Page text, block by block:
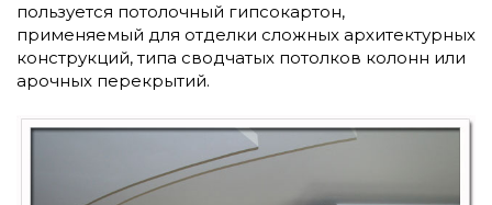
пользуется потолочный гипсокартон,
применяемый для отделки сложных архитектурных
конструкций, типа сводчатых потолков колонн или
арочных перекрытий.